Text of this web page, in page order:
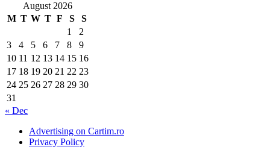
August 2026
M T W T F S
S
1
2
3
4 5 6 7 8
9
10 11 12 13 14 15 16
17 18 19 20 21 22 23
24 25 26 27 28 29 30
31
« Dec
Advertising on Cartim.ro
Privacy Policy